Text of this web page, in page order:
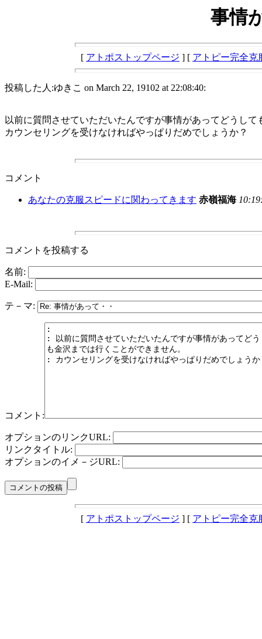
事情
[ アトポストップページ ] [ アトピー完全克
投稿した人:ゆきこ on March 22, 19102 at 22:08:40:
以前に質問させていただいたんですが事情があってどうし
カウンセリングを受けなければやっぱりだめでしょうか？
コメント
あなたの克服スピードに関わってきます 赤嶺福海
コメントを投稿する
名前:
E-Mail:
テ－マ:
コメント:
オプションのリンクURL:
リンクタイトル:
オプションのイメ－ジURL:
[ アトポストップページ ] [ アトピー完全克